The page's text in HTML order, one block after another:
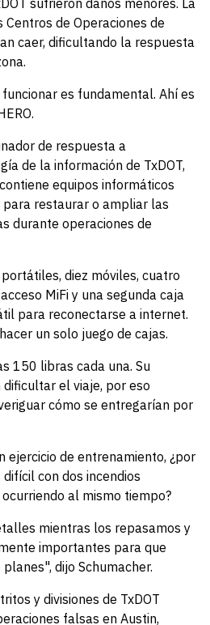
sufrieron daños menores. La
de Operaciones de
caer, dificultando la respuesta
es fundamental. Ahí es
de respuesta a
de la información de TxDOT,
equipos informáticos
restaurar o ampliar las
durante operaciones de
diez móviles, cuatro
MiFi y una segunda caja
para reconectarse a internet.
un solo juego de cajas.
150 libras cada una. Su
el viaje, por eso
cómo se entregarían por
ejercicio de entrenamiento, ¿por
con dos incendios
al mismo tiempo?
mientras los repasamos y
importantes para que
dijo Schumacher.
y divisiones de TxDOT
falsas en Austin,